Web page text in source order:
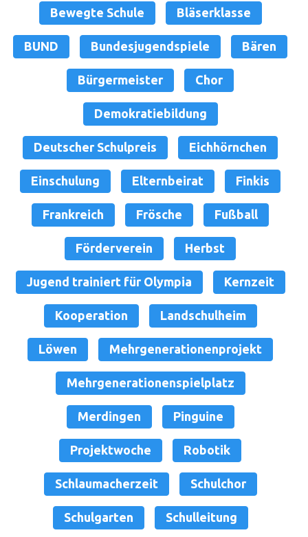
Bewegte Schule Bläserklasse
BUND Bundesjugendspiele Bären
Bürgermeister Chor
Demokratiebildung
Deutscher Schulpreis Eichhörnchen
Einschulung Elternbeirat Finkis
Frankreich Frösche Fußball
Förderverein Herbst
Jugend trainiert für Olympia Kernzeit
Kooperation Landschulheim
Löwen Mehrgenerationenprojekt
Mehrgenerationenspielplatz
Merdingen Pinguine
Projektwoche Robotik
Schlaumacherzeit Schulchor
Schulgarten Schulleitung